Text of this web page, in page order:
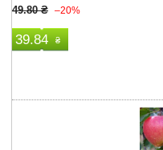
49.80 ₴ –20%
39.84 ₴